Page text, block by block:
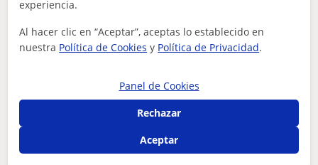
doy clases particulares de biologia o empresa para alumnos d...
Otros profesores de Biología en Mataró
experiencia.
Al hacer clic en “Aceptar”, aceptas lo establecido en
nuestra Política de Cookies y Política de Privacidad.
Panel de Cookies
Rechazar
Aceptar